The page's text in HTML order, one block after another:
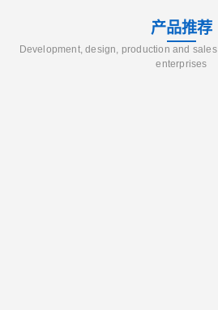
产品推荐
Development, design, production and
enterprises